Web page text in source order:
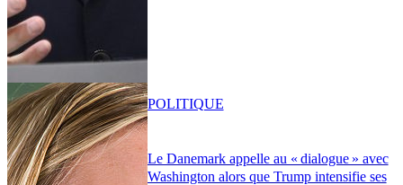
Le Danemark appelle au « dialogue » avec
Washington alors que Trump intensifie ses
POLITIQUE